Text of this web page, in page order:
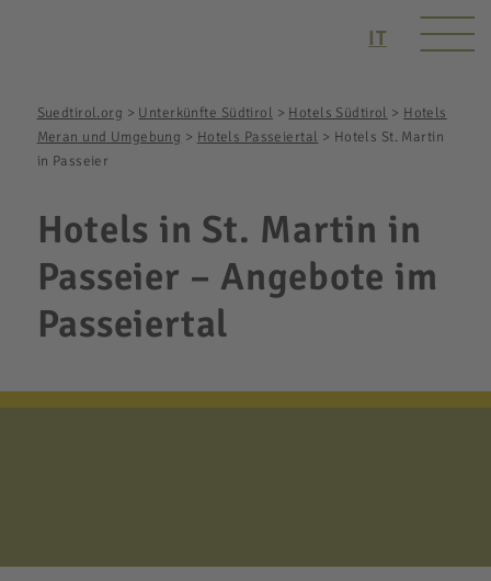
IT
Suedtirol.org > Unterkünfte Südtirol > Hotels Südtirol > Hotels
Meran und Umgebung > Hotels Passeiertal > Hotels St. Martin
in Passeier
Hotels in St. Martin in
Passeier – Angebote im
Passeiertal